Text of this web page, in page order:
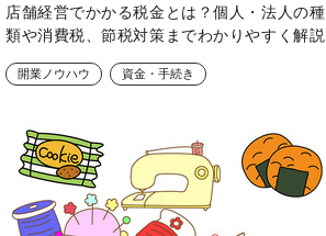
店舗経営でかかる税金とは？個人・法人の種
類や消費税、節税対策までわかりやすく解説
開業ノウハウ 資金・手続き